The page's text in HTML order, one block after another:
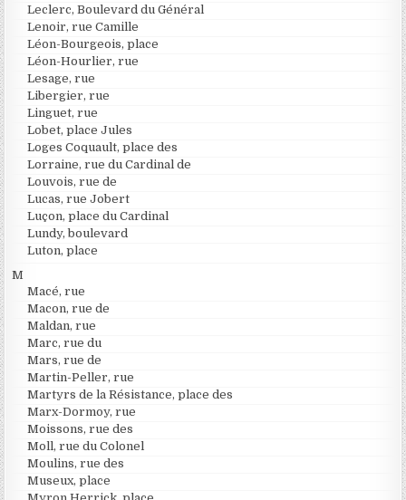
Leclerc, Boulevard du Général
Lenoir, rue Camille
Léon-Bourgeois, place
Léon-Hourlier, rue
Lesage, rue
Libergier, rue
Linguet, rue
Lobet, place Jules
Loges Coquault, place des
Lorraine, rue du Cardinal de
Louvois, rue de
Lucas, rue Jobert
Luçon, place du Cardinal
Lundy, boulevard
Luton, place
M
Macé, rue
Macon, rue de
Maldan, rue
Marc, rue du
Mars, rue de
Martin-Peller, rue
Martyrs de la Résistance, place des
Marx-Dormoy, rue
Moissons, rue des
Moll, rue du Colonel
Moulins, rue des
Museux, place